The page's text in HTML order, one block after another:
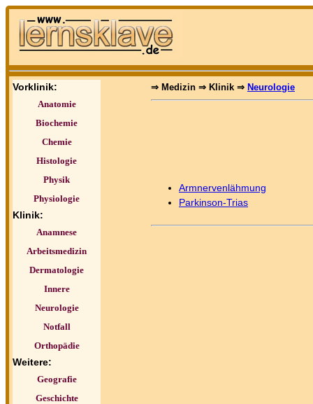
Vorklinik:
Anatomie
Biochemie
Chemie
Histologie
Physik
Physiologie
Klinik:
Anamnese
Arbeitsmedizin
Dermatologie
Innere
Neurologie
Notfall
Orthopädie
Weitere:
Geografie
Geschichte
⇒ Medizin ⇒ Klinik ⇒ Neurologie
Armnervenlähmung
Parkinson-Trias